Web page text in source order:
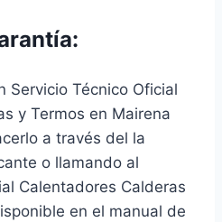
Servicio Técnico Oficial
y Termos en Mairena
a través del la
o llamando al
Calentadores Calderas
en el manual de